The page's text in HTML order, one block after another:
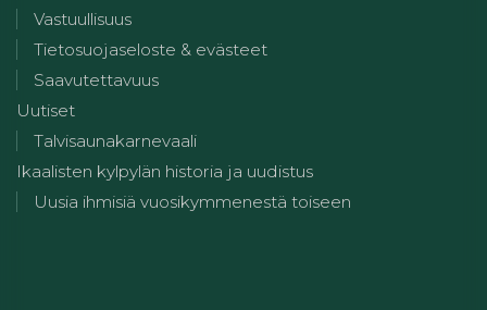
Vastuullisuus
Tietosuojaseloste & evästeet
Saavutettavuus
Uutiset
Talvisaunakarnevaali
Ikaalisten kylpylän historia ja uudistus
Uusia ihmisiä vuosikymmenestä toiseen